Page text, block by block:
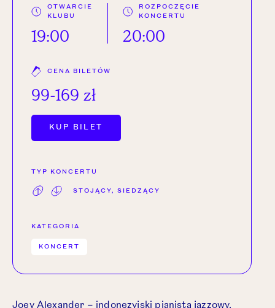
OTWARCIE
KLUBU
19:00
ROZPOCZĘCIE
KONCERTU
20:00
CENA BILETÓW
99-169 zł
KUP BILET
TYP KONCERTU
STOJĄCY, SIEDZĄCY
KATEGORIA
KONCERT
Joey Alexander – indonezyjski pianista jazzowy,